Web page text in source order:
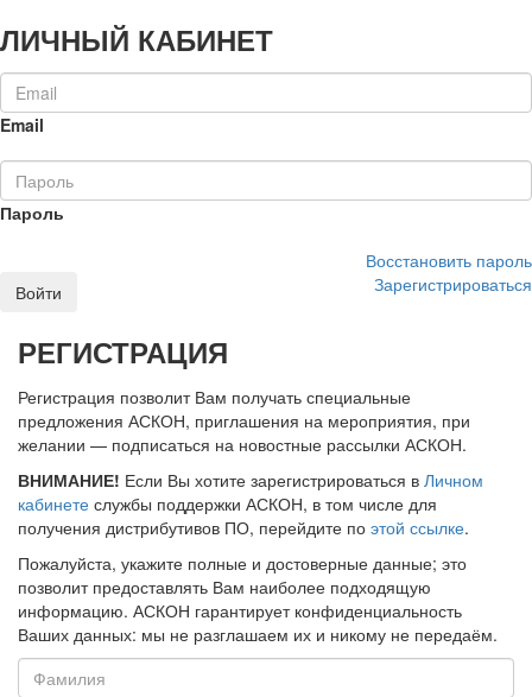
ЛИЧНЫЙ КАБИНЕТ
Email
Пароль
Восстановить пароль
Войти
Зарегистрироваться
РЕГИСТРАЦИЯ
Регистрация позволит Вам получать специальные
предложения АСКОН, приглашения на мероприятия, при
желании — подписаться на новостные рассылки АСКОН.
ВНИМАНИЕ! Если Вы хотите зарегистрироваться в Личном
кабинете службы поддержки АСКОН, в том числе для
получения дистрибутивов ПО, перейдите по этой ссылке.
Пожалуйста, укажите полные и достоверные данные; это
позволит предоставлять Вам наиболее подходящую
информацию. АСКОН гарантирует конфиденциальность
Ваших данных: мы не разглашаем их и никому не передаём.